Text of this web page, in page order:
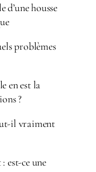
housse
problèmes
en est la
?
il vraiment
est-ce une